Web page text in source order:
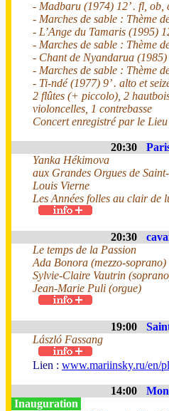
- Madbaru (1974) 12’ . fl,
- Marches de sable : Thème
- L’Ange du Tamaris (1995)
- Marches de sable : Thème
- Chant de Nyandarua
- Marches de sable : Thème
- Ti-ndé (1977) 9’ . alto et
2 flûtes (+ piccolo), 2
violoncelles, 1 contrebasse
Concert enregistré par le
20:30
Yanka Hékimova
aux Grandes Orgues de
Louis Vierne
Les Années folles au clair de
20:30
Le temps de la Passion
Ada Bonora (mezzo-soprano)
Sylvie-Claire Vautrin
Jean-Marie Puli (orgue)
19:00
László Fassang
Lien : www.mariinsky.ru/en/
14:00
Inauguration